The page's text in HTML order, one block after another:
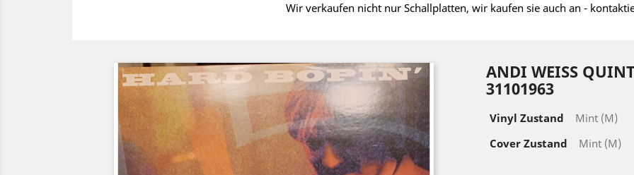
Wir verkaufen nicht nur Schallplatten, wir kaufen sie auch an -
ANDI WEISS
31101963
Vinyl Zustand
Mint (M)
Cover Zustand
Mint (M)